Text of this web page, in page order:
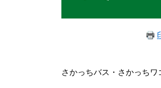
さかっちバス・さかっちワ